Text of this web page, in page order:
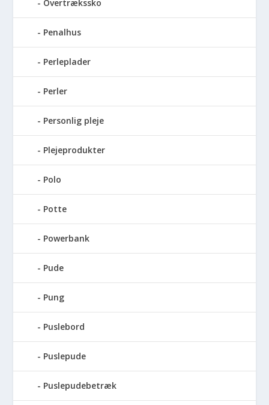
Overtrækssko
Penalhus
Perleplader
Perler
Personlig pleje
Plejeprodukter
Polo
Potte
Powerbank
Pude
Pung
Puslebord
Puslepude
Puslepudebetræk